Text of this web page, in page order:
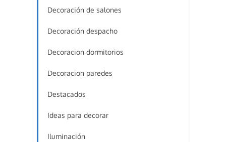
Decoración de salones
Decoración despacho
Decoracion dormitorios
Decoracion paredes
Destacados
Ideas para decorar
Iluminación